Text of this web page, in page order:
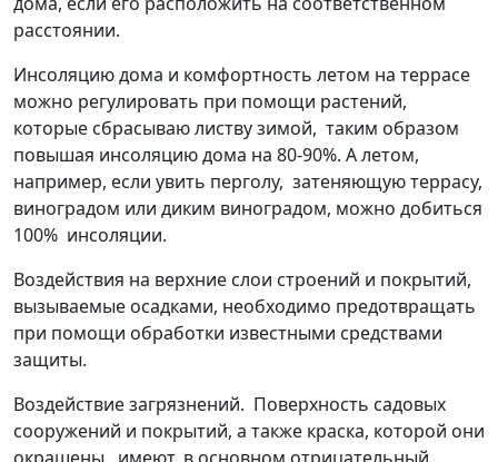
расстоянии.
Инсоляцию дома и комфортность летом на террасе
можно регулировать при помощи растений,
которые сбрасываю листву зимой, таким образом
повышая инсоляцию дома на 80-90%. А летом,
например, если увить перголу, затеняющую террасу,
виноградом или диким виноградом, можно добиться
100% инсоляции.
Воздействия на верхние слои строений и покрытий,
вызываемые осадками, необходимо предотвращать
при помощи обработки известными средствами
защиты.
Воздействие загрязнений. Поверхность садовых
сооружений и покрытий, а также краска, которой они